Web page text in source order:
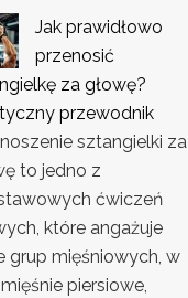
Jak prawidłowo
przenosić
za głowę?
przewodnik
sztangielki za
to jedno z
ćwiczeń
które angażuje
grup mięśniowych, w
piersiowe,